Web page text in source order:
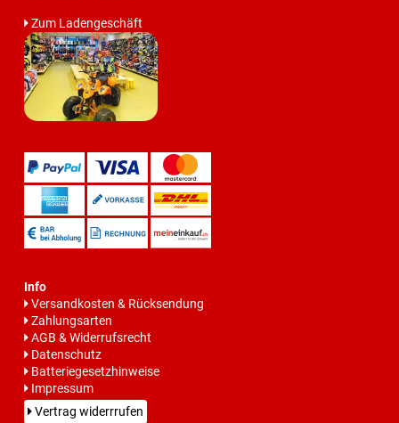
Zum Ladengeschäft
Info
Versandkosten & Rücksendung
Zahlungsarten
AGB & Widerrufsrecht
Datenschutz
Batteriegesetzhinweise
Impressum
Vertrag widerrrufen